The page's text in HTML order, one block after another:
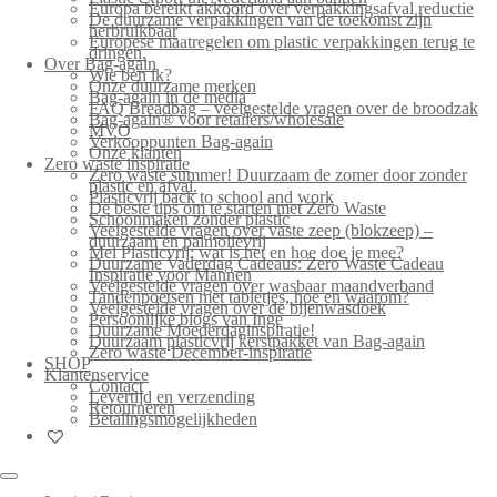
Europa bereikt akkoord over verpakkingsafval reductie
De duurzame verpakkingen van de toekomst zijn
herbruikbaar
Europese maatregelen om plastic verpakkingen terug te
dringen.
Over Bag-again
Wie ben ik?
Onze duurzame merken
Bag-again in de media
FAQ Breadbag – veelgestelde vragen over de broodzak
Bag-again® voor retailers/wholesale
MVO
Verkooppunten Bag-again
Onze klanten
Zero waste inspiratie
Zero waste summer! Duurzaam de zomer door zonder
plastic en afval.
Plasticvrij back to school and work
De beste tips om te starten met Zero Waste
Schoonmaken zonder plastic
Veelgestelde vragen over vaste zeep (blokzeep) –
duurzaam en palmolievrij
Mei Plasticvrij: wat is het en hoe doe je mee?
Duurzame Vaderdag Cadeaus: Zero Waste Cadeau
Inspiratie voor Mannen
Veelgestelde vragen over wasbaar maandverband
Tandenpoetsen met tabletjes, hoe en waarom?
Veelgestelde vragen over de bijenwasdoek
Persoonlijke blogs van Inge
Duurzame Moederdaginspiratie!
Duurzaam plasticvrij kerstpakket van Bag-again
Zero waste December-inspiratie
SHOP
Klantenservice
Contact
Levertijd en verzending
Retourneren
Betalingsmogelijkheden